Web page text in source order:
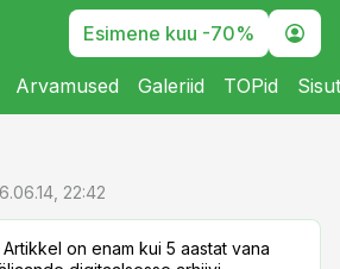
Esimene kuu -70%
Arvamused Galeriid TOPid
22:42
Artikkel on enam kui 5 aastat vana